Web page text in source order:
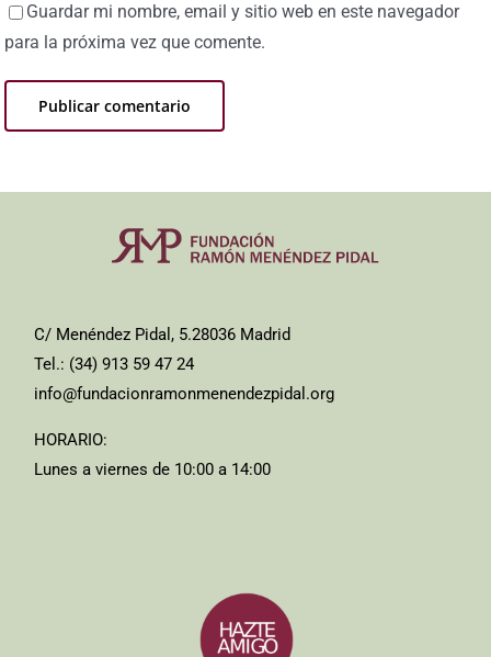
Guardar mi nombre, email y sitio web en este navegador
para la próxima vez que comente.
C/ Menéndez Pidal, 5.28036 Madrid
Tel.: (34) 913 59 47 24
info@fundacionramonmenendezpidal.org
HORARIO:
Lunes a viernes de 10:00 a 14:00